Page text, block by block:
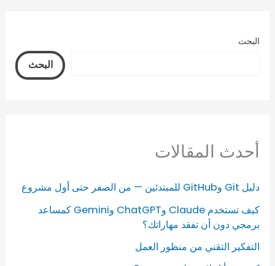
البحث
البحث
أحدث المقالات
دليل Git وGitHub للمبتدئين — من الصفر حتى أول مشروع
كيف تستخدم Claude وChatGPT وGemini كمساعد
برمجي دون أن تفقد مهاراتك؟
التفكير التقني من منظور العمل